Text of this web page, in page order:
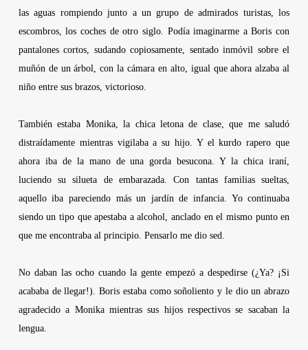
las aguas rompiendo junto a un grupo de admirados turistas, los
escombros, los coches de otro siglo. Podía imaginarme a Boris con
pantalones cortos, sudando copiosamente, sentado inmóvil sobre el
muñón de un árbol, con la cámara en alto, igual que ahora alzaba al
niño entre sus brazos, victorioso.
También estaba Monika, la chica letona de clase, que me saludó
distraídamente mientras vigilaba a su hijo. Y el kurdo rapero que
ahora iba de la mano de una gorda besucona. Y la chica iraní,
luciendo su silueta de embarazada. Con tantas familias sueltas,
aquello iba pareciendo más un jardín de infancia. Yo continuaba
siendo un tipo que apestaba a alcohol, anclado en el mismo punto en
que me encontraba al principio. Pensarlo me dio sed.
No daban las ocho cuando la gente empezó a despedirse (¿Ya? ¡Si
acababa de llegar!). Boris estaba como soñoliento y le dio un abrazo
agradecido a Monika mientras sus hijos respectivos se sacaban la
lengua.